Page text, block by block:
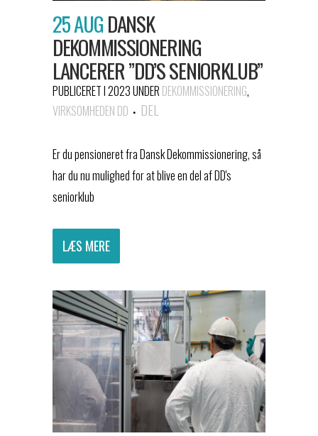
25 AUGDANSK
DEKOMMISSIONERING
LANCERER ”DD’S SENIORKLUB”
PUBLICERET I 2023UNDER DEKOMMISSIONERING,
VIRKSOMHEDEN DD
DEL
Er du pensioneret fra Dansk Dekommissionering, så
har du nu mulighed for at blive en del af DD's
seniorklub
LÆS MERE